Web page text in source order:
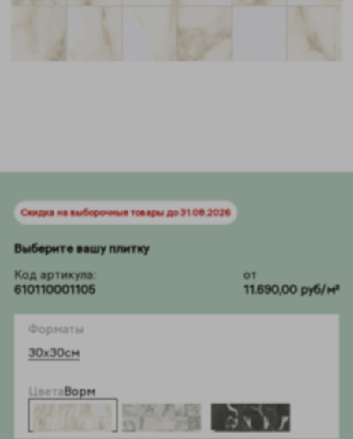
Скидка на выборочные товары до 31.08.2026
Выберите вашу плитку
Код артикула:
610110001105
от
11.690,00 руб/м²
Форматы
30x30см
ЦветаВорм